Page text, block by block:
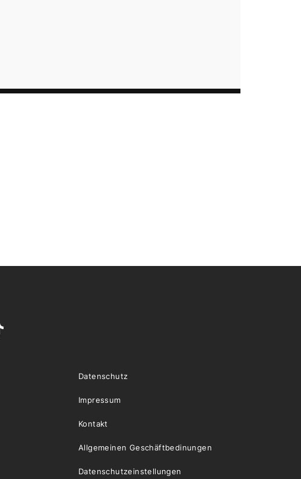
Datenschutz
Impressum
Kontakt
Allgemeinen Geschäftbedinungen
Datenschutzeinstellungen